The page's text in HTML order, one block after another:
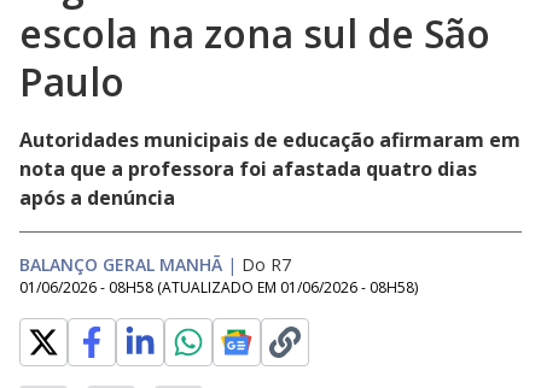
escola na zona sul de São
Paulo
Autoridades municipais de educação afirmaram em
nota que a professora foi afastada quatro dias
após a denúncia
BALANÇO GERAL MANHÃ | Do R7
01/06/2026 - 08H58 (ATUALIZADO EM 01/06/2026 - 08H58)